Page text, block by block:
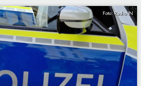
Foto: Radio IN